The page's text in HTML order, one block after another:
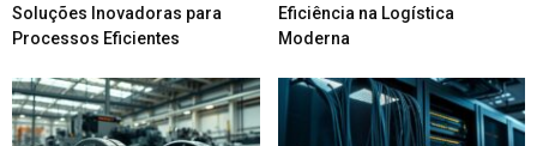
Soluções Inovadoras para
Processos Eficientes
Eficiência na Logística
Moderna